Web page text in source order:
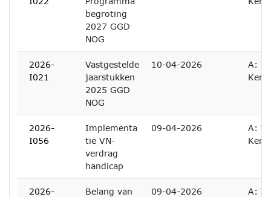
begroting
2027 GGD
NOG
2026-
I021
Vastgestelde
jaarstukken
2025 GGD
NOG
10-04-2026
A:
2026-
I056
Implementa
tie VN-
verdrag
handicap
09-04-2026
A:
2026-
Belang van
09-04-2026
A: